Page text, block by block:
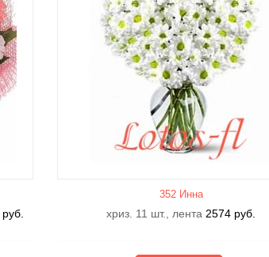
руб.
352 Инна
хриз. 11 шт., лента 2574 руб.